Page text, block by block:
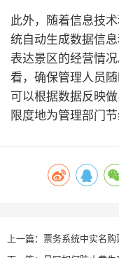
此外，随着信息技
统自动生成数据信
表达景区的经营情
看，确保管理人员
可以根据数据反映
限度地为管理部门节
上一篇：票务系统中实名